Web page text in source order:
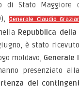
di Stato Maggiore
Generale Claudio
Repubblica della
è stato
moldavo, Generale
presenziato alla
del